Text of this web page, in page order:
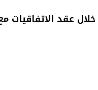
عقد الاتفاقيات